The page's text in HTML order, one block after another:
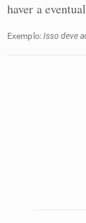
haver a
Exemplo:Isso deve